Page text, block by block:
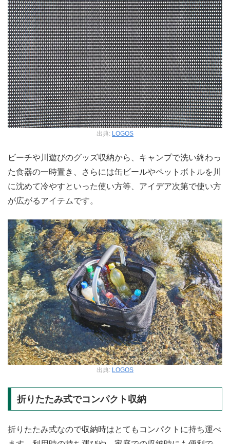
出典: LOGOS
ビーチや川遊びのグッズ収納から、キャンプで洗い終わっ
た食器の一時置き、さらには缶ビールやペットボトルを川
に沈めて冷やすといった使い方等、アイデア次第で使い方
が広がるアイテムです。
出典: LOGOS
折りたたみ式でコンパクト収納
折りたたみ式なので収納時はとてもコンパクトに持ち運べ